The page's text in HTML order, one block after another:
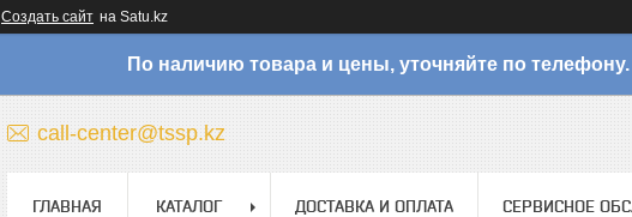
Создать сайт на Satu.kz
По наличию товара и цены, уточняйте по телефону.
call-center@tssp.kz
ГЛАВНАЯ КАТАЛОГ ДОСТАВКА И ОПЛАТА СЕРВИСНОЕ